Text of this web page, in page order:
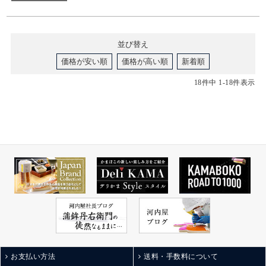
並び替え
価格が安い順
価格が高い順 新着順
18件中 1-18件表示
お支払い方法 送料・手数料について